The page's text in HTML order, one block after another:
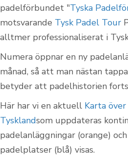
padelförbundet "Tyska
motsvarande Tysk Padel Tour
alltmer professionaliserat i
Numera öppnar en ny
månad, så att man nästan
betyder att padelhistorien
Här har vi en aktuell Karta
Tysklandsom uppdateras
padelanläggningar (orange)
padelplatser (blå) visas.